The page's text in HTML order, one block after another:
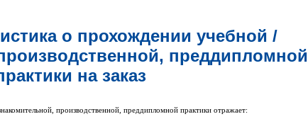
о прохождении учебной /
преддипломной
на заказ
производственной, преддипломной практики отражает: